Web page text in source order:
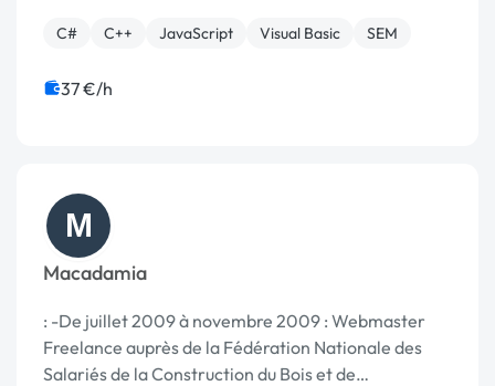
évolutions. Fort d'une solide format...
C# C++ JavaScript Visual Basic SEM
37 €/h
M
Macadamia
: -De juillet 2009 à novembre 2009 : Webmaster
Freelance auprès de la Fédération Nationale des
Salariés de la Construction du Bois et de